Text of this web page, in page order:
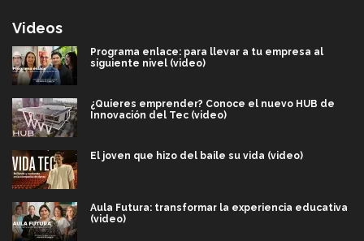
Videos
Programa enlace: para llevar a tu empresa al
siguiente nivel (video)
¿Quieres emprender? Conoce el nuevo HUB de
Innovación del Tec (video)
El joven que hizo del baile su vida (video)
Aula Futura: transformar la experiencia educativa
(video)